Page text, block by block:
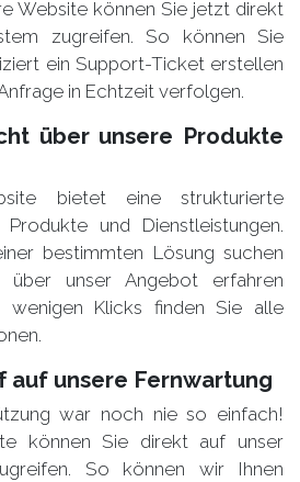
Website können Sie jetzt direkt
zugreifen. So können Sie
ein Support-Ticket erstellen
in Echtzeit verfolgen.
über unsere Produkte
bietet eine strukturierte
und Dienstleistungen.
bestimmten Lösung suchen
unser Angebot erfahren
Klicks finden Sie alle
auf unsere Fernwartung
war noch nie so einfach!
können Sie direkt auf unser
So können wir Ihnen